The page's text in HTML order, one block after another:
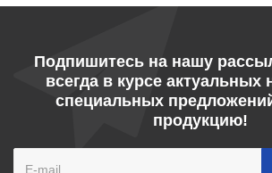
Подпишитесь на нашу
всегда в курсе актуальных
специальных
продукцию!